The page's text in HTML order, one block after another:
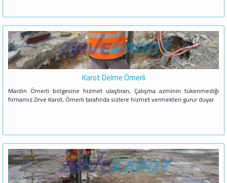
Karot Delme Ömerli
Mardin Ömerli bölgesine hizmet ulaştıran, Çalışma azminin tükenmediği
firmamız Zirve Karot, Ömerli tarafında sizlere hizmet vermekten gurur duyar.